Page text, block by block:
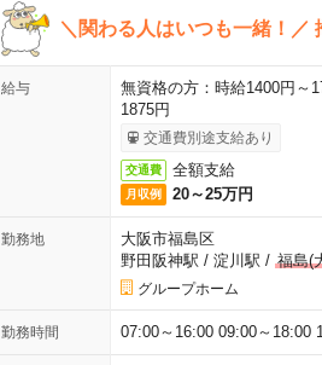
＼関わる人はいつも一緒！／
給与
無資格の方：時給1400円～
1875円
交通費別途支給あり
交通費 全額支給
月収例 20～25万円
勤務地
大阪市福島区
野田阪神駅 / 淀川駅 / 福島(
グループホーム
勤務時間 07:00～16:00 09:00～18:00